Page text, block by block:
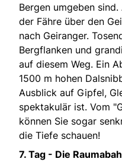
Bergen umgeben
der Fähre über den
nach Geiranger.
Bergflanken und
auf diesem Weg. Ein
1500 m hohen
Ausblick auf Gipfel,
spektakulär ist. Vom
können Sie sogar
die Tiefe schauen!
7. Tag - Die